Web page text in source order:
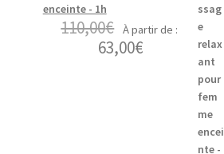
enceinte - 1h
110,00€ À partir de :
63,00€